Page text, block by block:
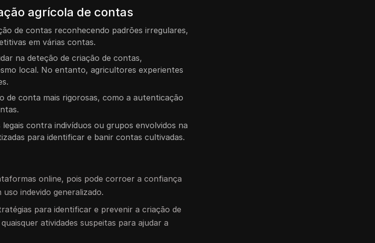
agrícola de contas
de contas reconhecendo padrões irregulares,
em várias contas.
na deteção de criação de contas,
local. No entanto, agricultores experientes
de conta mais rigorosas, como a autenticação
contra indivíduos ou grupos envolvidos na
para identificar e banir contas cultivadas.
online, pois pode corroer a confiança
indevido generalizado.
para identificar e prevenir a criação de
atividades suspeitas para ajudar a